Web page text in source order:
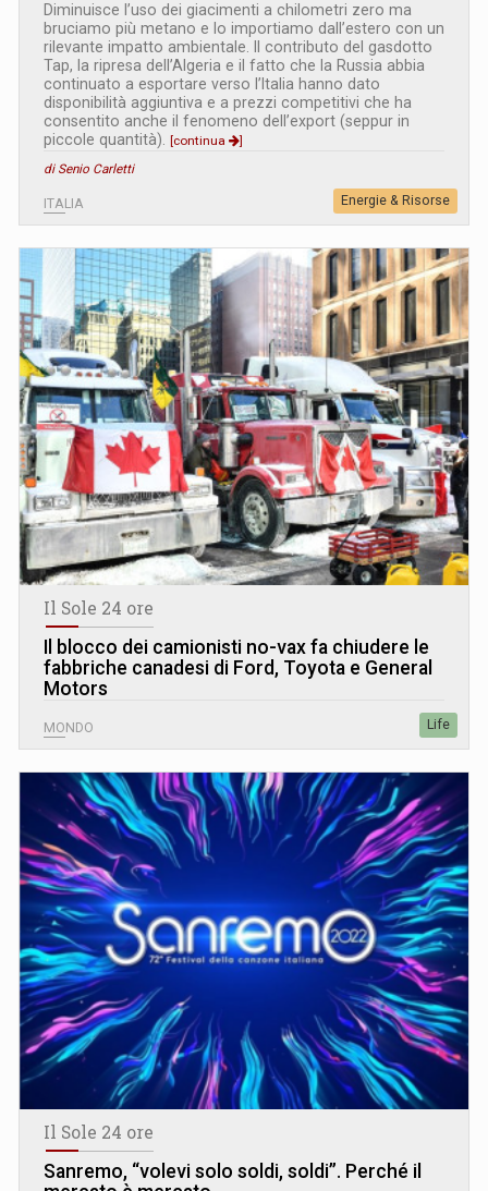
Diminuisce l’uso dei giacimenti a chilometri zero ma
bruciamo più metano e lo importiamo dall’estero con un
rilevante impatto ambientale. Il contributo del gasdotto
Tap, la ripresa dell’Algeria e il fatto che la Russia abbia
continuato a esportare verso l’Italia hanno dato
disponibilità aggiuntiva e a prezzi competitivi che ha
consentito anche il fenomeno dell’export (seppur in
piccole quantità). [continua
]
di Senio Carletti
ITALIA Energie & Risorse
Il Sole 24 ore
Il blocco dei camionisti no-vax fa chiudere le
fabbriche canadesi di Ford, Toyota e General
Motors
MONDO Life
Il Sole 24 ore
Sanremo, “volevi solo soldi, soldi”. Perché il